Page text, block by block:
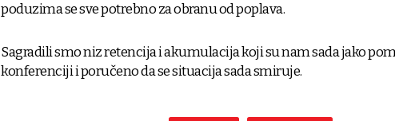
poduzima se sve potrebno za obranu od poplava.
Sagradili smo niz retencija i akumulacija koji su nam sada jako
konferenciji i poručeno da se situacija sada smiruje.